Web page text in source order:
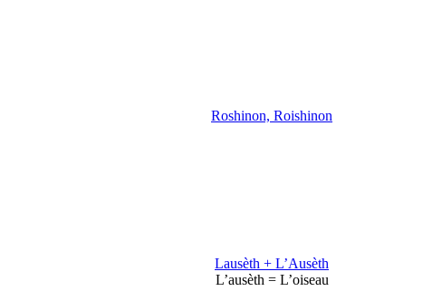
Roshinon, Roishinon
Lausèth + L’Ausèth
L’ausèth = L’oiseau